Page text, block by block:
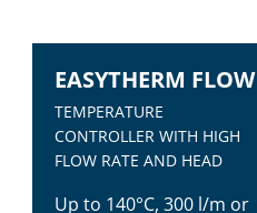
EASYTHERM FLOW
TEMPERATURE
CONTROLLER WITH HIGH
FLOW RATE AND HEAD
Up to 140°C, 300 l/m or